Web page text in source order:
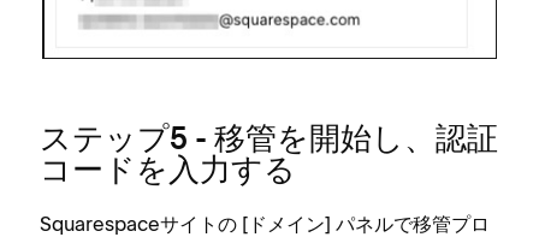
ステ⁠ップ5 - 移管を開始し⁠、認証
コ⁠ードを入力する
Squarespaceサイトの [⁠ドメイン⁠] パネルで移管プロ